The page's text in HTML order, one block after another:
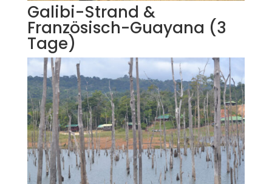
Galibi-Strand &
Französisch-Guayana (3
Tage)